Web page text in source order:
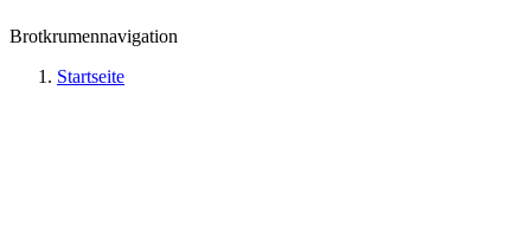
Brotkrumennavigation
Startseite